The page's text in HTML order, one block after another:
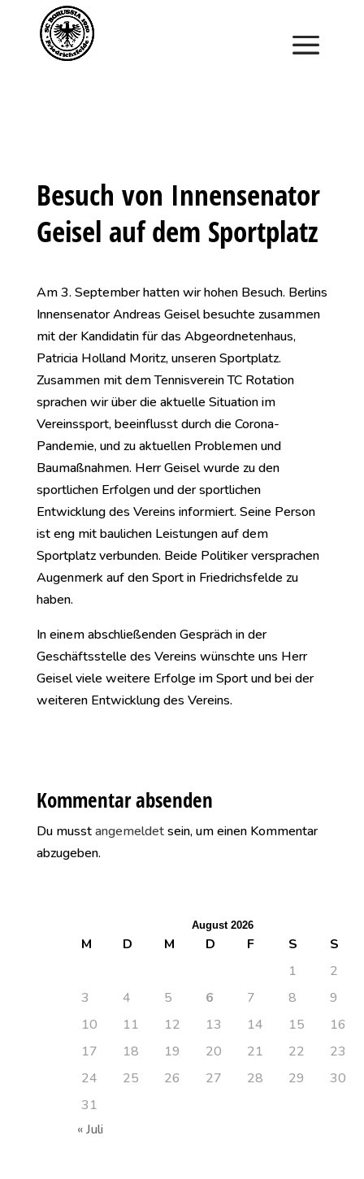
Saisonstart im April. Jetzt ein Schnuppertraining für
Kinder vereinbaren und zu Saisonbeginn dabei sein.
Besuch von Innensenator
Geisel auf dem Sportplatz
Am 3. September hatten wir hohen Besuch. Berlins
Innensenator Andreas Geisel besuchte zusammen
mit der Kandidatin für das Abgeordnetenhaus,
Patricia Holland Moritz, unseren Sportplatz.
Zusammen mit dem Tennisverein TC Rotation
sprachen wir über die aktuelle Situation im
Vereinssport, beeinflusst durch die Corona-
Pandemie, und zu aktuellen Problemen und
Baumaßnahmen. Herr Geisel wurde zu den
sportlichen Erfolgen und der sportlichen
Entwicklung des Vereins informiert. Seine Person
ist eng mit baulichen Leistungen auf dem
Sportplatz verbunden. Beide Politiker versprachen
Augenmerk auf den Sport in Friedrichsfelde zu
haben.
In einem abschließenden Gespräch in der
Geschäftsstelle des Vereins wünschte uns Herr
Geisel viele weitere Erfolge im Sport und bei der
weiteren Entwicklung des Vereins.
Kommentar absenden
Du musstangemeldetsein, um einen Kommentar
abzugeben.
August 2026
M D M D F S
S
1
2
3
4 5 6 7 8
9
10
11 12 13 14 15
16
17
18 19 20 21 22
23
24
25 26 27 28 29
30
31
« Juli